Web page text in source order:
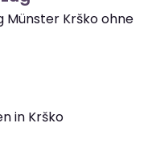
Krško ohne
in Krško